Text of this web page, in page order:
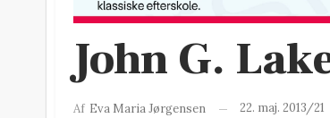
John G.
Af Eva Maria Jørgensen 22. maj. 2013/21